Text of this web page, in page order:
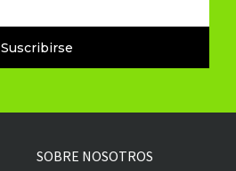
Suscribirse
SOBRE NOSOTROS